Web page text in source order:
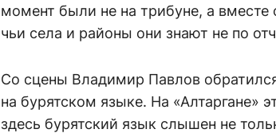
момент были не на трибуне, а
чьи села и районы они знают не по
Со сцены Владимир Павлов
на бурятском языке. На «Алтаргане»
здесь бурятский язык слышен не